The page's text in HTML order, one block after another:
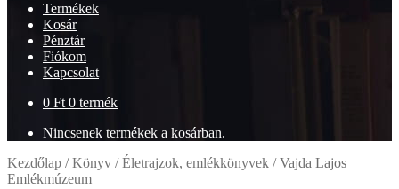
Termékek
Kosár
Pénztár
Fiókom
Kapcsolat
0 Ft 0 termék
Nincsenek termékek a kosárban.
Kezdőlap /Könyv /Életrajzok, emlékkönyvek /Vajda Lajos
Emlékmúzeum